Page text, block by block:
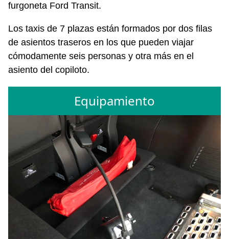
furgoneta Ford Transit.
Los taxis de 7 plazas están formados por dos filas
de asientos traseros en los que pueden viajar
cómodamente seis personas y otra más en el
asiento del copiloto.
Equipamiento